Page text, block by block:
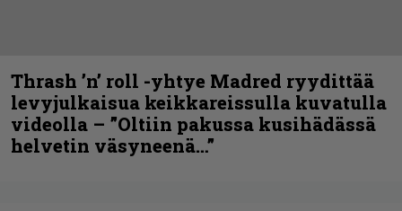
Thrash ’n’ roll -yhtye Madred ryydittää
levyjulkaisua keikkareissulla kuvatulla
videolla – ”Oltiin pakussa kusihädässä
helvetin väsyneenä…”